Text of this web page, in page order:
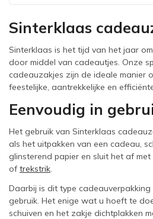
Sinterklaas
Sinterklaas is het tijd van het jaar
door middel van cadeautjes. Onze
cadeauzakjes zijn de ideale manier
feestelijke, aantrekkelijke en
Eenvoudig in
Het gebruik van Sinterklaas
als het uitpakken van een cadeau,
glinsterend papier en sluit het af met
oftrekstrik.
Daarbij is dit type cadeauverpakking
gebruik. Het enige wat u hoeft te
schuiven en het zakje dichtplakken